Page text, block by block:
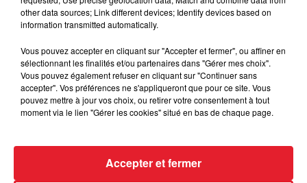
Franglish & Keblack - Génération Impolie
other data sources; Link different devices; Identify devices based on
information transmitted automatically.
Vous pouvez accepter en cliquant sur "Accepter et fermer", ou affiner en
sélectionnant les finalités et/ou partenaires dans "Gérer mes choix".
Vous pouvez également refuser en cliquant sur "Continuer sans
accepter". Vos préférences ne s'appliqueront que pour ce site. Vous
pouvez mettre à jour vos choix, ou retirer votre consentement à tout
moment via le lien "Gérer les cookies" situé en bas de chaque page.
Accepter et fermer